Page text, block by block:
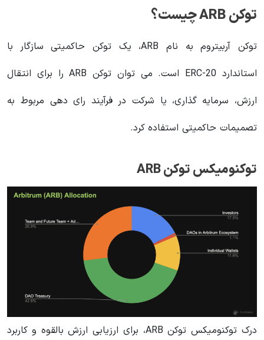
توکن ARB چیست؟
توکن آربیتروم به نام ARB، یک توکن حاکمیتی سازگار با
استاندارد ERC-20 است. می توان توکن ARB را برای انتقال
ارزش، سرمایه گذاری، یا شرکت در فرآیند رای دهی مربوط به
تصمیمات حاکمیتی استفاده کرد.
توکنومیکس توکن ARB
درک توکنومیکس توکن ARB، برای ارزیابی ارزش بالقوه و کاربرد